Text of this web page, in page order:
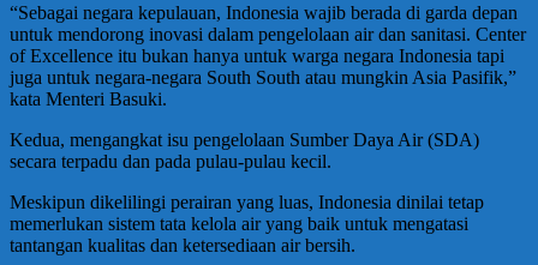
“Sebagai negara kepulauan, Indonesia wajib berada di garda depan
untuk mendorong inovasi dalam pengelolaan air dan sanitasi. Center
of Excellence itu bukan hanya untuk warga negara Indonesia tapi
juga untuk negara-negara South South atau mungkin Asia Pasifik,”
kata Menteri Basuki.
Kedua, mengangkat isu pengelolaan Sumber Daya Air (SDA)
secara terpadu dan pada pulau-pulau kecil.
Meskipun dikelilingi perairan yang luas, Indonesia dinilai tetap
memerlukan sistem tata kelola air yang baik untuk mengatasi
tantangan kualitas dan ketersediaan air bersih.